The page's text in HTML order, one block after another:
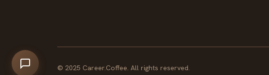
© 2025 Career.Coffee. All rights reserved.